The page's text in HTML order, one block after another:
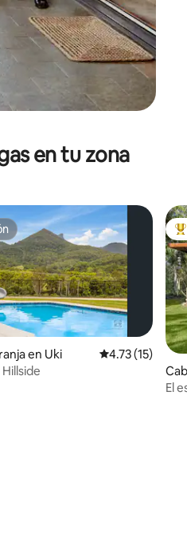
en tu zona
5; 234 evaluaciones
en Uki Calificación
4.73 (15)
El